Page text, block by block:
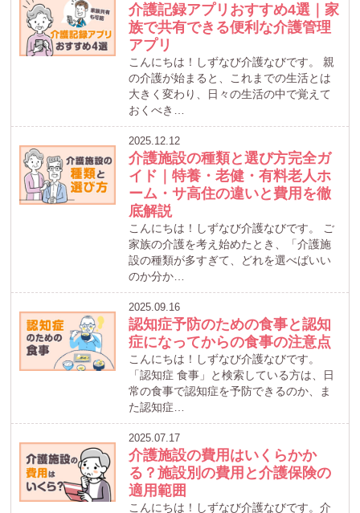
介護記録アプリおすすめ4選｜家
族で共有できる便利な介護管理
アプリ
こんにちは！しずなび介護なびです。 親
の介護が始まると、これまでの生活とは
大きく変わり、日々の生活の中で覚えて
おくべき…
2025.12.12
介護施設の種類と選び方完全ガ
イド｜特養・老健・有料老人ホ
ーム・サ高住の違いと費用を徹
底解説
こんにちは！しずなび介護なびです。 ご
家族の介護を考え始めたとき、「介護施
設の種類が多すぎて、どれを選べばいい
のか分か…
2025.09.16
認知症予防のための食事と認知
症になってからの食事の注意点
こんにちは！しずなび介護なびです。
「認知症 食事」と検索している方は、日
常の食事で認知症を予防できるのか、ま
た認知症…
2025.07.17
介護施設の費用はいくらかか
る？施設別の費用と介護保険の
適用範囲
こんにちは！しずなび介護なびです。介